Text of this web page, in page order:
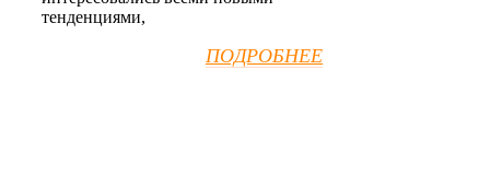
тенденциями,
ПОДРОБНЕЕ